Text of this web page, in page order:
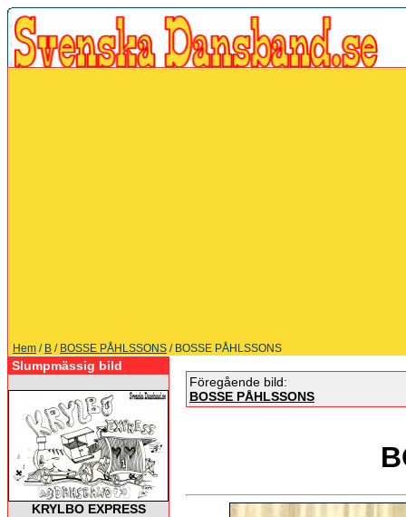
Hem / B / BOSSE PÅHLSSONS / BOSSE PÅHLSSONS
Slumpmässig bild
KRYLBO EXPRESS
Föregående bild:
BOSSE PÅHLSSONS